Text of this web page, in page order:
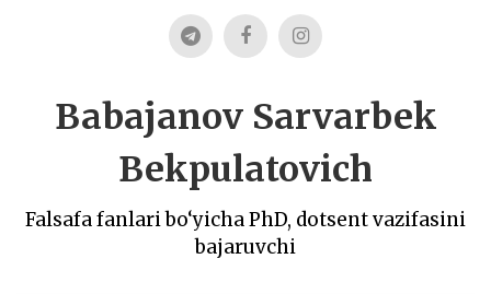
Babajanov Sarvarbek
Bekpulatovich
Falsafa fanlari bo‘yicha PhD, dotsent vazifasini
bajaruvchi